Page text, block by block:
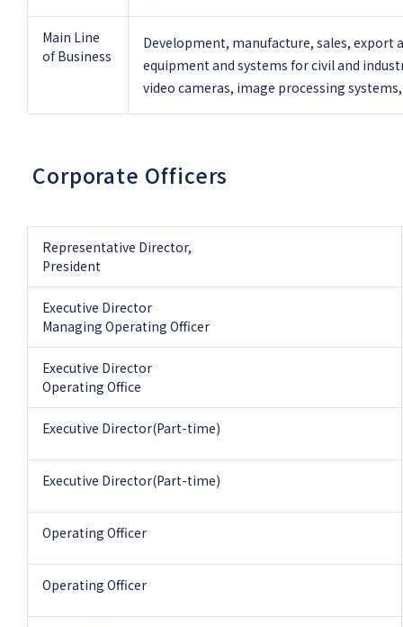
Main Line
of Business
Development, manufacture, sales,
equipment and systems for civil and
video cameras, image processing
Corporate Officers
Representative Director,
President
Executive Director
Managing Operating Officer
Executive Director
Operating Office
Executive Director(Part-time)
Executive Director(Part-time)
Operating Officer
Operating Officer